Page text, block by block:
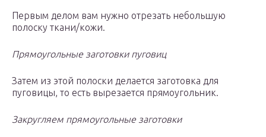
Первым делом вам нужно отрезать небольшую
полоску ткани/кожи.
Прямоугольные заготовки пуговиц
Затем из этой полоски делается заготовка для
пуговицы, то есть вырезается прямоугольник.
Закругляем прямоугольные заготовки